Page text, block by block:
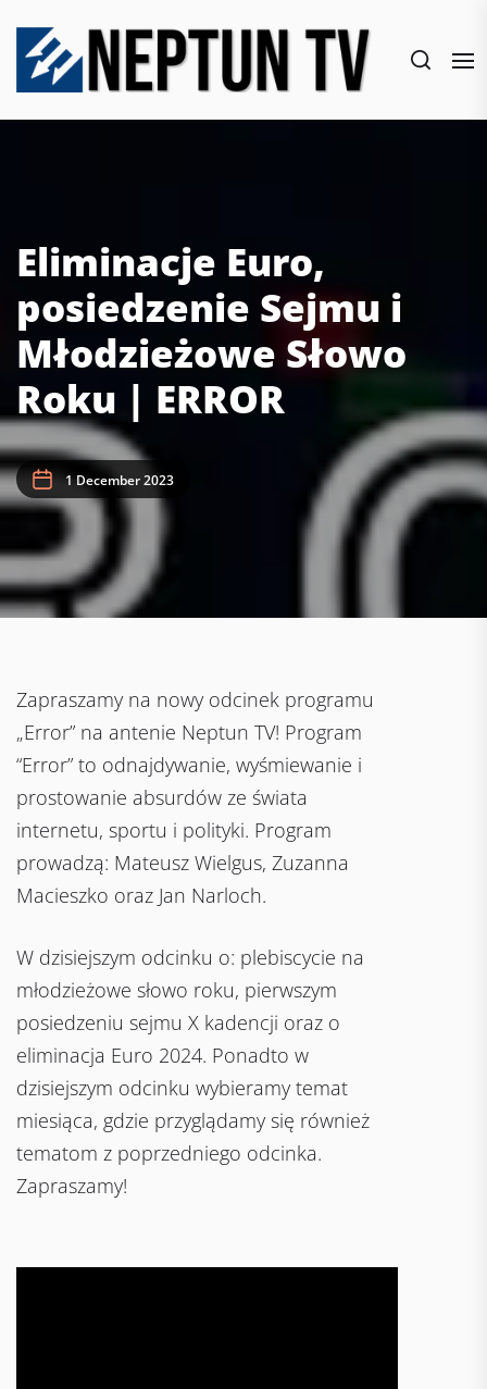
content
Eliminacje Euro,
posiedzenie Sejmu i
Młodzieżowe Słowo
Roku | ERROR
1 December 2023
Zapraszamy na nowy odcinek programu
„Error” na antenie Neptun TV! Program
“Error” to odnajdywanie, wyśmiewanie i
prostowanie absurdów ze świata
internetu, sportu i polityki. Program
prowadzą: Mateusz Wielgus, Zuzanna
Macieszko oraz Jan Narloch.
W dzisiejszym odcinku o: plebiscycie na
młodzieżowe słowo roku, pierwszym
posiedzeniu sejmu X kadencji oraz o
eliminacja Euro 2024. Ponadto w
dzisiejszym odcinku wybieramy temat
miesiąca, gdzie przyglądamy się również
tematom z poprzedniego odcinka.
Zapraszamy!